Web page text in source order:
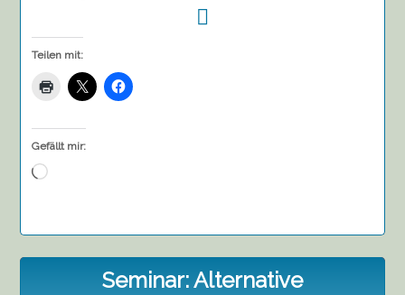
Teilen mit:
Gefällt mir:
Wird
Seminar: Alternative